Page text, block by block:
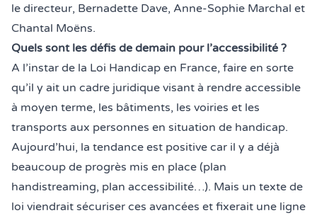
le directeur, Bernadette Dave, Anne-Sophie Marchal et
Chantal Moëns.
Quels sont les défis de demain pour l’accessibilité ?
A l’instar de la Loi Handicap en France, faire en sorte
qu’il y ait un cadre juridique visant à rendre accessible
à moyen terme, les bâtiments, les voiries et les
transports aux personnes en situation de handicap.
Aujourd’hui, la tendance est positive car il y a déjà
beaucoup de progrès mis en place (plan
handistreaming, plan accessibilité…). Mais un texte de
loi viendrait sécuriser ces avancées et fixerait une ligne